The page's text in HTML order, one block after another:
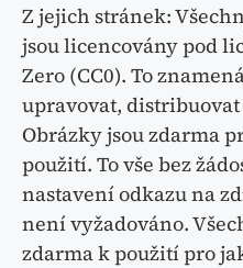
Z jejich stránek:
jsou licencovány pod
Zero (CC0). To
upravovat,
Obrázky jsou zdarma
použití. To vše bez
nastavení odkazu na
není vyžadováno.
zdarma k použití pro